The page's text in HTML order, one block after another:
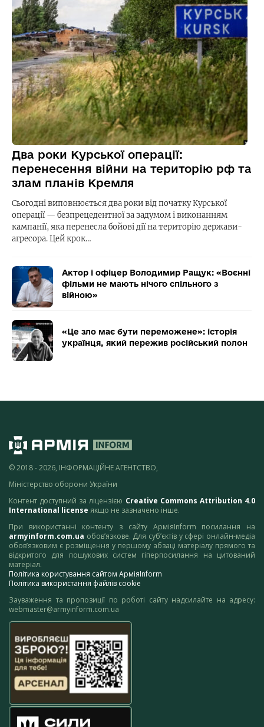
Два роки Курської операції:
перенесення війни на територію рф та
злам планів Кремля
Сьогодні виповнюється два роки від початку Курської
операції — безпрецедентної за задумом і виконанням
кампанії, яка перенесла бойові дії на територію держави-
агресора. Цей крок…
Актор і офіцер Володимир Ращук: «Воєнні
фільми не мають нічого спільного з
війною»
«Це зло має бути переможене»: історія
українця, який пережив російський полон
© 2018 - 2026, ІНФОРМАЦІЙНЕ АГЕНТСТВО,
Міністерство оборони України
Контент доступний за ліцензією Creative Commons Attribution 4.0
International license якщо не зазначено інше.
При використанні контенту з сайту АрміяInform посилання на
armyinform.com.ua обов’язкове. Для суб’єктів у сфері онлайн-медіа
обов’язковим є розміщення у першому абзаці матеріалу прямого та
відкритого для пошукових систем гіперпосилання на цитований
матеріал.
Політика користування сайтом АрміяInform
Політика використання файлів cookie
Зауваження та пропозиції по роботі сайту надсилайте на адресу:
webmaster@armyinform.com.ua